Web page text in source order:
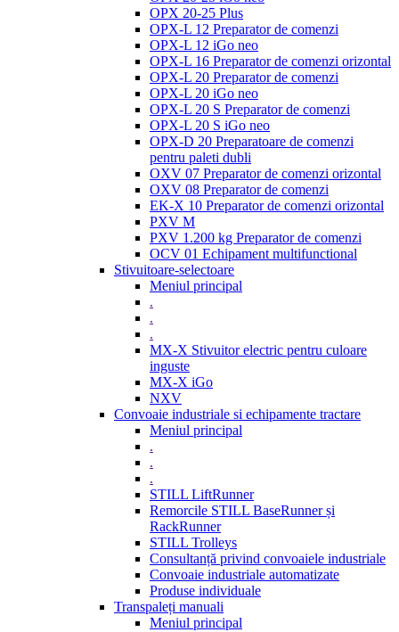
OPX 20-25 Plus
OPX-L 12 Preparator de comenzi
OPX-L 12 iGo neo
OPX-L 16 Preparator de comenzi orizontal
OPX-L 20 Preparator de comenzi
OPX-L 20 iGo neo
OPX-L 20 S Preparator de comenzi
OPX-L 20 S iGo neo
OPX-D 20 Preparatoare de comenzi
pentru paleti dubli
OXV 07 Preparator de comenzi orizontal
OXV 08 Preparator de comenzi
EK-X 10 Preparator de comenzi orizontal
PXV M
PXV 1.200 kg Preparator de comenzi
OCV 01 Echipament multifunctional
Stivuitoare-selectoare
Meniul principal
.
.
.
MX-X Stivuitor electric pentru culoare
inguste
MX-X iGo
NXV
Convoaie industriale si echipamente tractare
Meniul principal
.
.
.
STILL LiftRunner
Remorcile STILL BaseRunner și
RackRunner
STILL Trolleys
Consultanță privind convoaiele industriale
Convoaie industriale automatizate
Produse individuale
Transpaleți manuali
Meniul principal